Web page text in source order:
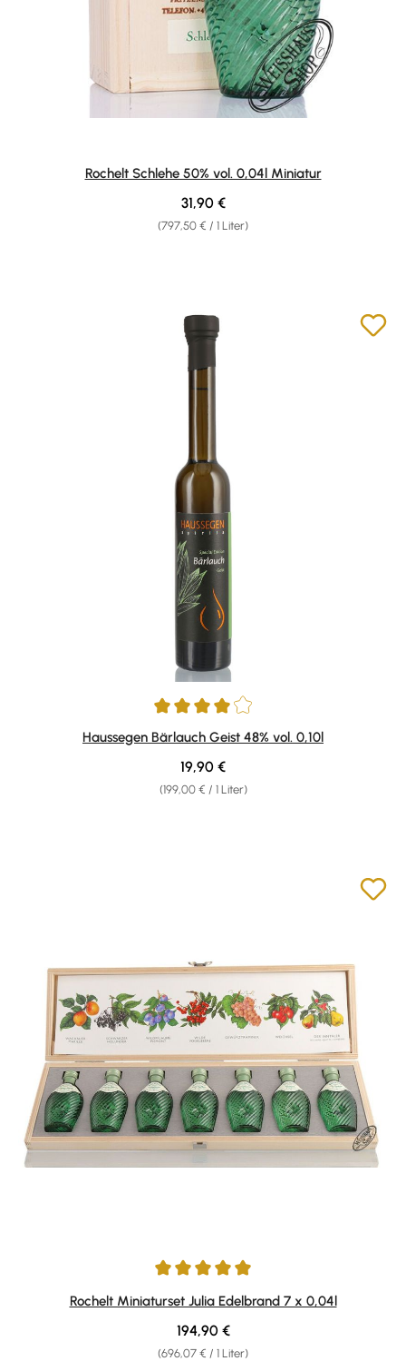
Rochelt Schlehe 50% vol. 0,04l Miniatur
(797,50 € / 1 Liter)
Regulärer Preis:
31,90 €
Durchschnittliche Bewertung von 4 von 5 Sternen
Haussegen Bärlauch Geist 48% vol. 0,10l
(199,00 € / 1 Liter)
Regulärer Preis:
19,90 €
Durchschnittliche Bewertung von 5 von 5 Sternen
Rochelt Miniaturset Julia Edelbrand 7 x 0,04l
(696,07 € / 1 Liter)
Regulärer Preis:
194,90 €